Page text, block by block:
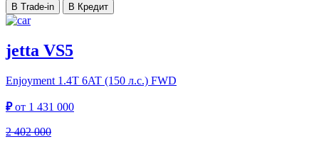
В Trade-in В Кредит
jetta VS5
Enjoyment 1.4T 6AT (150 л.с.) FWD
₽от 1 431 000
2 402 000